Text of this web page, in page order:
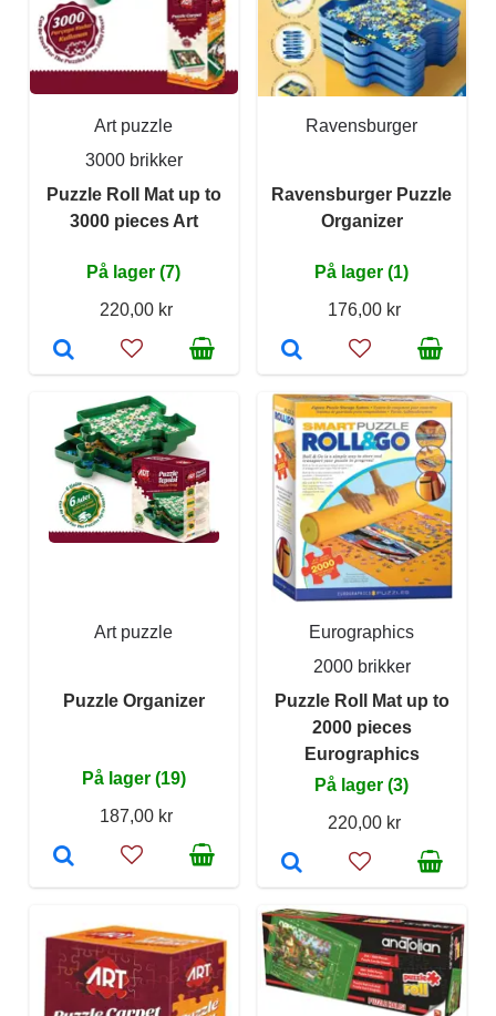
Art puzzle
3000 brikker
Puzzle Roll Mat up to
3000 pieces Art
På lager (7)
220,00 kr
Ravensburger
Ravensburger Puzzle
Organizer
På lager (1)
176,00 kr
Art puzzle
Puzzle Organizer
På lager (19)
187,00 kr
Eurographics
2000 brikker
Puzzle Roll Mat up to
2000 pieces
Eurographics
På lager (3)
220,00 kr